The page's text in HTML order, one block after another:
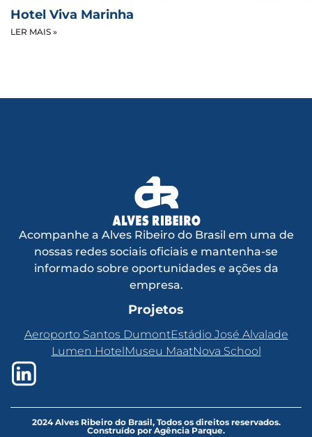
Hotel Viva Marinha
LER MAIS »
Acompanhe a Alves Ribeiro do Brasil em uma de
nossas redes sociais oficiais e mantenha-se
informado sobre oportunidades e ações da
empresa.
Projetos
Aeroporto Santos DumontEstádio José Alvalade
Lumen Hotel Museu MaatNova School
2024 Alves Ribeiro do Brasil, Todos os direitos reservados.
Construído por Agência Parque.